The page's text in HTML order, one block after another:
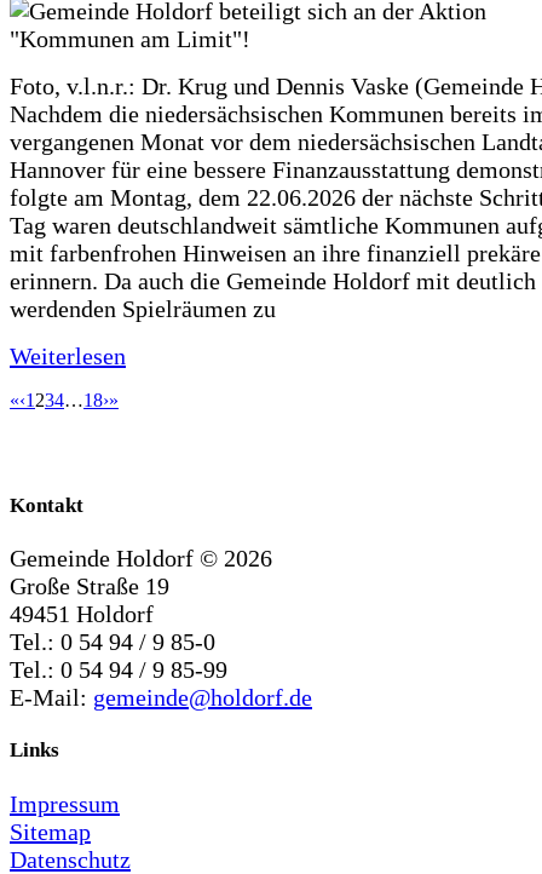
Foto, v.l.n.r.: Dr. Krug und Dennis Vaske (Gemeinde
Nachdem die niedersächsischen Kommunen bereits
vergangenen Monat vor dem niedersächsischen
Hannover für eine bessere Finanzausstattung
folgte am Montag, dem 22.06.2026 der nächste
Tag waren deutschlandweit sämtliche Kommunen
mit farbenfrohen Hinweisen an ihre finanziell
erinnern. Da auch die Gemeinde Holdorf mit deutlich
werdenden Spielräumen zu
Weiterlesen
«‹1 234…18›»
Kontakt
Gemeinde Holdorf © 2026
Große Straße 19
49451 Holdorf
Tel.: 0 54 94 / 9 85-0
Tel.: 0 54 94 / 9 85-99
E-Mail: gemeinde@holdorf.de
Links
Impressum
Sitemap
Datenschutz